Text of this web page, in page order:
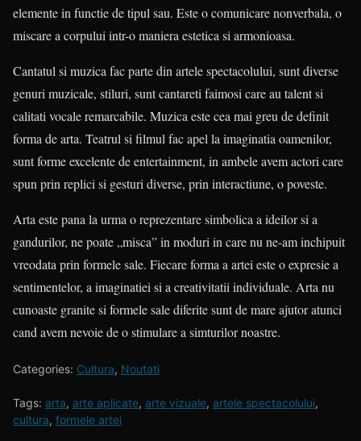
elemente in functie de tipul sau. Este o comunicare nonverbala, o
miscare a corpului intr-o maniera estetica si armonioasa.
Cantatul si muzica fac parte din artele spectacolului, sunt diverse
genuri muzicale, stiluri, sunt cantareti faimosi care au talent si
calitati vocale remarcabile. Muzica este cea mai greu de definit
forma de arta. Teatrul si filmul fac apel la imaginatia oamenilor,
sunt forme excelente de entertainment, in ambele avem actori care
spun prin replici si gesturi diverse, prin interactiune, o poveste.
Arta este pana la urma o reprezentare simbolica a ideilor si a
gandurilor, ne poate „misca” in moduri in care nu ne-am inchipuit
vreodata prin formele sale. Fiecare forma a artei este o expresie a
sentimentelor, a imaginatiei si a creativitatii individuale. Arta nu
cunoaste granite si formele sale diferite sunt de mare ajutor atunci
cand avem nevoie de o stimulare a simturilor noastre.
Categories: Cultura, Noutati
Tags: arta, arte aplicate, arte vizuale, artele spectacolului,
cultura, formele artei